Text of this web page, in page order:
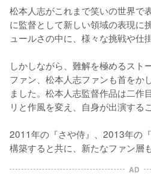
松本人志がこれまで笑いの世界で
に監督として新しい領域の表現に
ュールさの中に、様々な挑戦や仕
しかしながら、難解を極めるスト
ファン、松本人志ファンも首をか
ました。松本人志監督作品は二作
リと作風を変え、自身が出演する
2011年の『さや侍』、2013年の
構築すると共に、新たなファン層
AD